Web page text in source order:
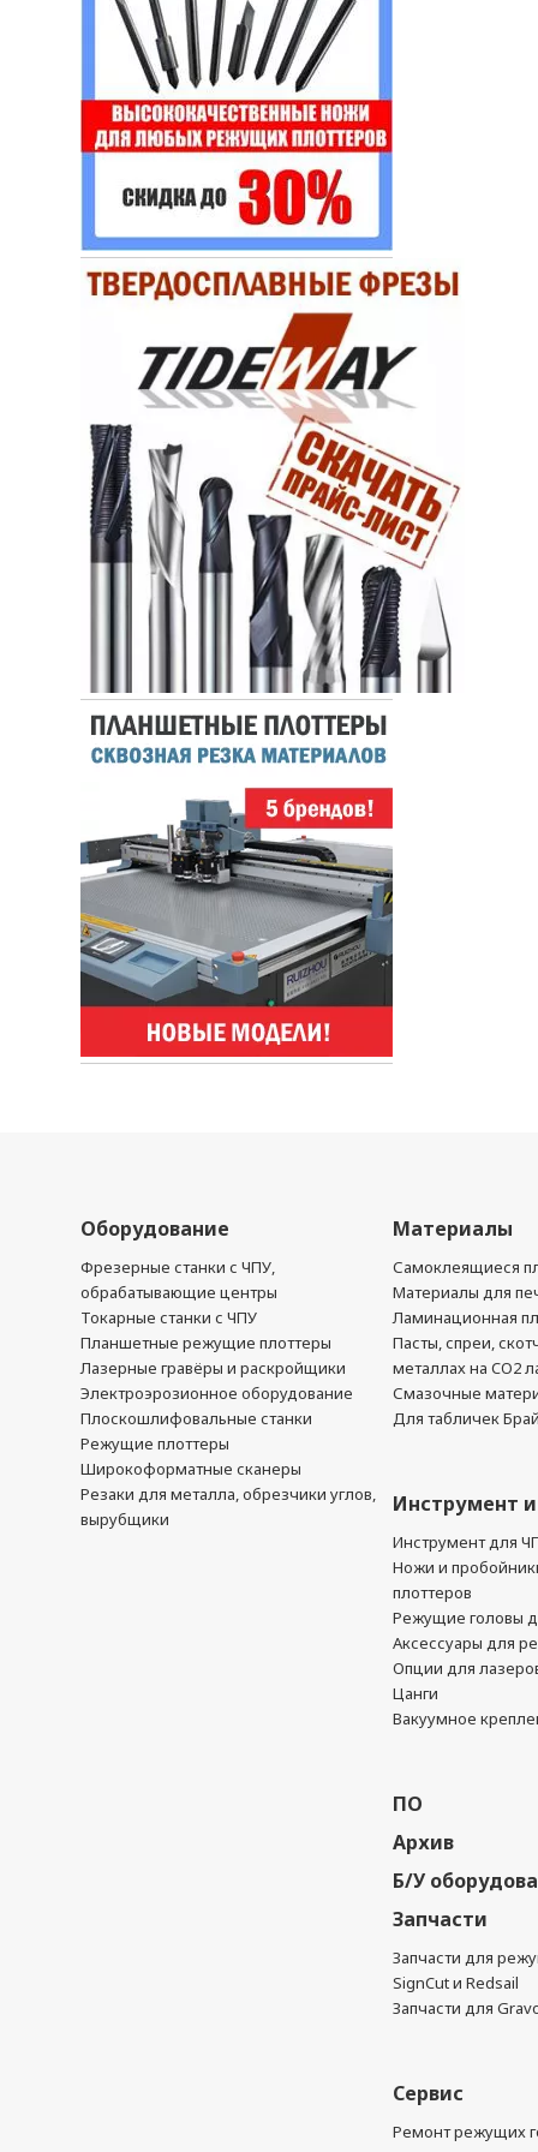
Оборудование
Фрезерные станки с ЧПУ,
обрабатывающие центры
Токарные станки с ЧПУ
Планшетные режущие плоттеры
Лазерные гравёры и раскройщики
Электроэрозионное оборудование
Плоскошлифовальные станки
Режущие плоттеры
Широкоформатные сканеры
Резаки для металла, обрезчики углов,
вырубщики
Материалы
Самоклеящиеся
Материалы для
Ламинационная
Пасты, спреи,
металлах на CO2
Смазочные
Для табличек
Инструмент
Инструмент для
Ножи и
плоттеров
Режущие головы
Аксессуары для
Опции для
Цанги
Вакуумное
ПО
Архив
Б/У
Запчасти
Запчасти для
SignCut и Redsail
Запчасти для
Сервис
Ремонт режущих